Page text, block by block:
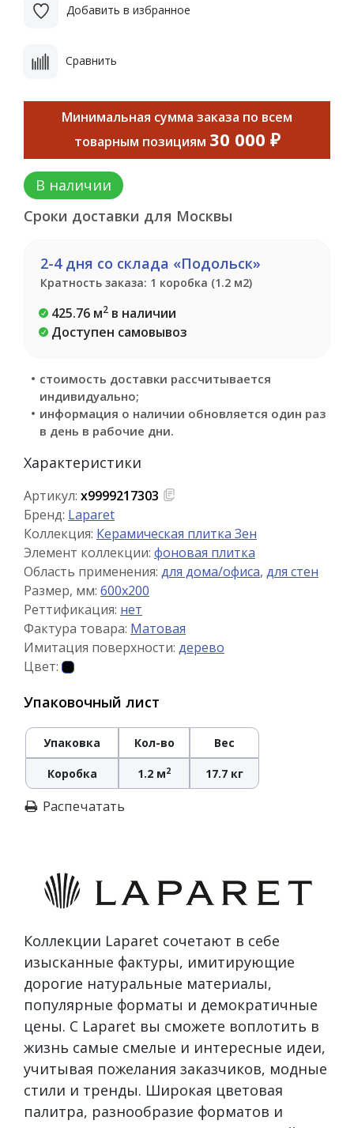
Добавить в избранное
Сравнить
Минимальная сумма заказа по всем
товарным позициям 30 000 ₽
В наличии
Сроки доставки для Москвы
2-4 дня со склада «Подольск»
Кратность заказа: 1 коробка (1.2 м2)
425.76 м2 в наличии
Доступен самовывоз
стоимость доставки рассчитывается
индивидуально;
информация о наличии обновляется один раз
в день в рабочие дни.
Характеристики
Артикул: х9999217303
Бренд: Laparet
Коллекция: Керамическая плитка Зен
Элемент коллекции: фоновая плитка
Область применения: для дома/офиса, для стен
Размер, мм: 600x200
Реттификация: нет
Фактура товара: Матовая
Имитация поверхности: дерево
Цвет:
Упаковочный лист
Упаковка Кол-во Вес
Коробка 1.2 м2 17.7 кг
Распечатать
Коллекции Laparet сочетают в себе
изысканные фактуры, имитирующие
дорогие натуральные материалы,
популярные форматы и демократичные
цены. С Laparet вы сможете воплотить в
жизнь самые смелые и интересные идеи,
учитывая пожелания заказчиков, модные
стили и тренды. Широкая цветовая
палитра, разнообразие форматов и